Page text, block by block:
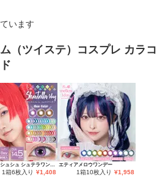
います
（ツイステ）コスプレ カラコ
アシストシュシュ シュテラワンデー
1箱6枚入り ¥1,408
エティアメロウワンデー
1箱10枚入り ¥1,958